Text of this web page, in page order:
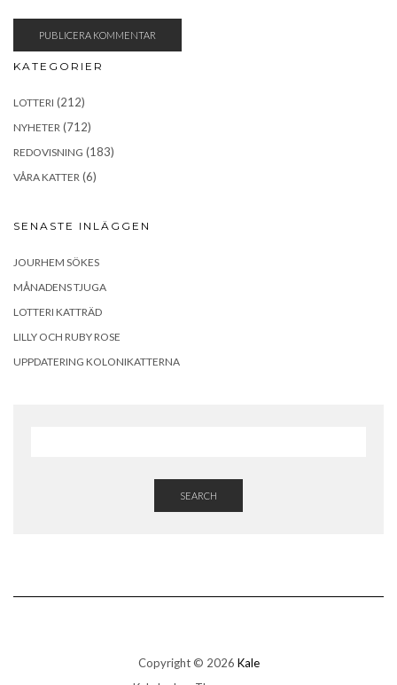
KATEGORIER
LOTTERI (212)
NYHETER (712)
REDOVISNING (183)
VÅRA KATTER (6)
SENASTE INLÄGGEN
JOURHEM SÖKES
MÅNADENS TJUGA
LOTTERI KATTRÄD
LILLY OCH RUBY ROSE
UPPDATERING KOLONIKATTERNA
SEARCH
Copyright © 2026 Kale